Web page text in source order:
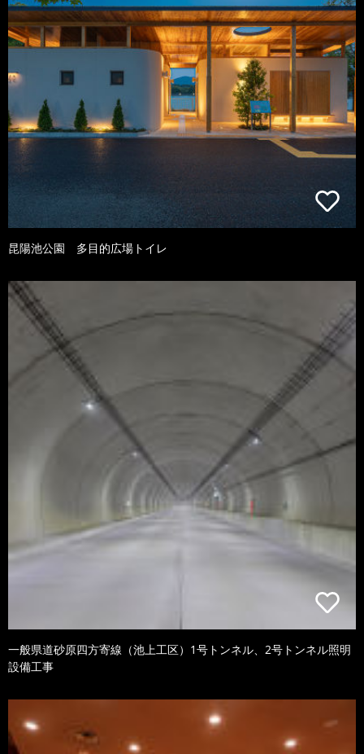
昆陽池公園 多目的広場トイレ
一般県道砂原四方寄線（池上工区）1号トンネル、2号トンネル照明
設備工事